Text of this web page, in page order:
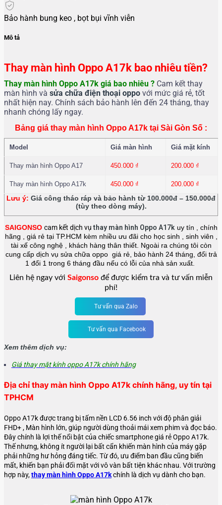
Bảo hành bung keo , bọt bụi vĩnh viễn
Mô tả
Thay màn hình Oppo A17k bao nhiêu tiền?
Thay màn hình Oppo A17k giá bao nhiêu ? Cam kết thay
màn hình và sửa chữa điện thoại oppo với mức giá rẻ, tốt
nhất hiện nay. Chính sách bảo hành lên đến 24 tháng, thay
nhanh chóng lấy ngay.
Bảng giá thay màn hình Oppo A17k tại Sài Gòn Số :
Model Giá màn hình Giá mặt kính
Thay màn hình Oppo A17 450.000 ₫ 200.000 ₫
Thay màn hình Oppo A17k 450.000 ₫ 200.000 ₫
Lưu ý: Giá công tháo ráp và bảo hành từ 100.000đ – 150.000đ
(tùy theo dòng máy).
SAIGONSO cam kết dịch vụthay màn hình Oppo A17k uy tín , chính
hãng , giá rẻ tại TP.HCM kèm nhiều ưu đãi cho học sinh , sinh viên ,
tài xế công nghệ , khách hàng thân thiết. Ngoài ra chúng tôi còn
cung cấp dịch vụ sửa chữa oppo giá rẻ, bảo hành 24 tháng, đổi trả
1 đổi 1 trong 6 tháng đầu nếu có lỗi của nhà sản xuất.
Liên hệ ngay với Saigonso để được kiểm tra và tư vấn miễn
phí!
Tư vấn qua Zalo
Tư vấn qua Facebook
Xem thêm dịch vụ:
Giá thay mặt kính oppo A17k chính hãng
Địa chỉ thay màn hình Oppo A17k chính hãng, uy tín tại
TPHCM
Oppo A17k được trang bị tấm nền LCD 6.56 inch với độ phân giải
FHD+ , Màn hình lớn, giúp người dùng thoải mái xem phim và đọc báo.
Đây chính là lợi thế nổi bật của chiếc smartphone giá rẻ Oppo A17k.
Thế nhưng, không ít người lại bất cẩn khiến màn hình của máy gặp
phải những hư hỏng đáng tiếc. Từ đó, ưu điểm ban đầu cũng biến
mất, khiến bạn phải đối mặt với vô vàn bất tiện khác nhau. Với trường
hợp này,thay màn hình Oppo A17kchính là dịch vụ dành cho bạn.